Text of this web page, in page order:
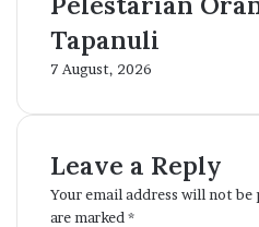
Tapanuli
7 August, 2026
Leave a Reply
Your email address will not be
are marked *